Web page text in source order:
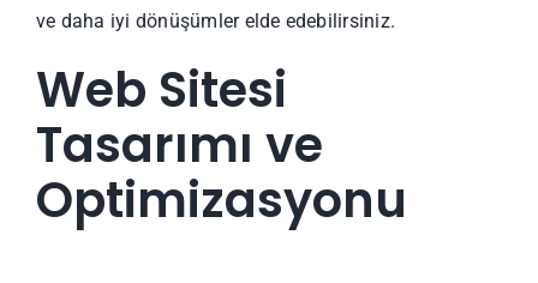
ve daha iyi dönüşümler elde edebilirsiniz.
Web Sitesi
Tasarımı ve
Optimizasyonu